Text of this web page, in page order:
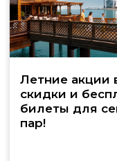
Летние акции
скидки и
билеты для
пар!